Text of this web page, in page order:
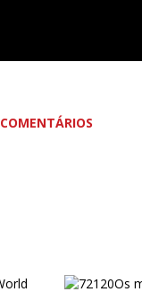
COMENTÁRIOS